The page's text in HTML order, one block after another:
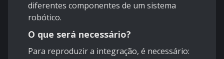
diferentes componentes de um sistema
robótico.
O que será necessário?
Para reproduzir a integração, é necessário: